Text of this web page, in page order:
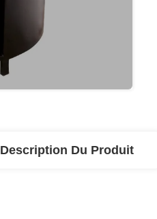
Description Du Produit